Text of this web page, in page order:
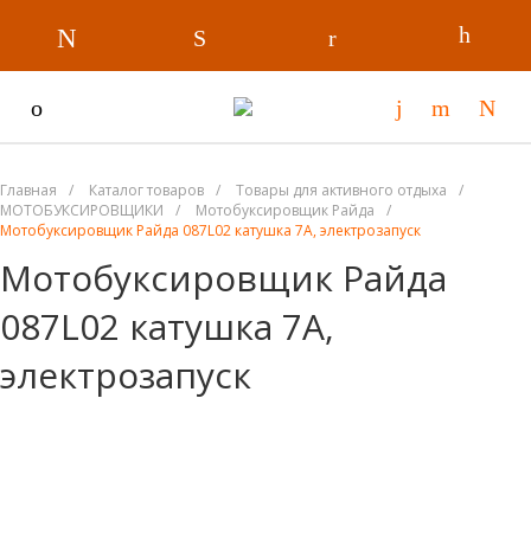
Главная / Каталог товаров / Товары для активного отдыха
/
МОТОБУКСИРОВЩИКИ
/ Мотобуксировщик Райда
/
Мотобуксировщик Райда 087L02 катушка 7А, электрозапуск
Мотобуксировщик Райда
087L02 катушка 7А,
электрозапуск